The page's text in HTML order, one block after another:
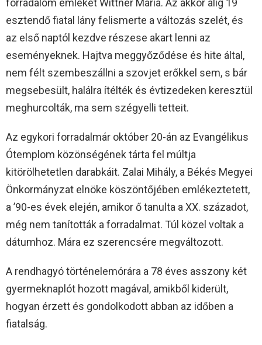
forradalom emlékét Wittner Mária. Az akkor alig 19
esztendő fiatal lány felismerte a változás szelét, és
az első naptól kezdve részese akart lenni az
eseményeknek. Hajtva meggyőződése és hite által,
nem félt szembeszállni a szovjet erőkkel sem, s bár
megsebesült, halálra ítélték és évtizedeken keresztül
meghurcolták, ma sem szégyelli tetteit.
Az egykori forradalmár október 20-án az Evangélikus
Ótemplom közönségének tárta fel múltja
kitörölhetetlen darabkáit. Zalai Mihály, a Békés Megyei
Önkormányzat elnöke köszöntőjében emlékeztetett,
a ’90-es évek elején, amikor ő tanulta a XX. századot,
még nem tanították a forradalmat. Túl közel voltak a
dátumhoz. Mára ez szerencsére megváltozott.
A rendhagyó történelemórára a 78 éves asszony két
gyermeknaplót hozott magával, amikből kiderült,
hogyan érzett és gondolkodott abban az időben a
fiatalság.